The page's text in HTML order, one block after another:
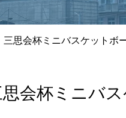
地域への取り組み
三思会杯ミニバスケットボ
思会杯ミニバ